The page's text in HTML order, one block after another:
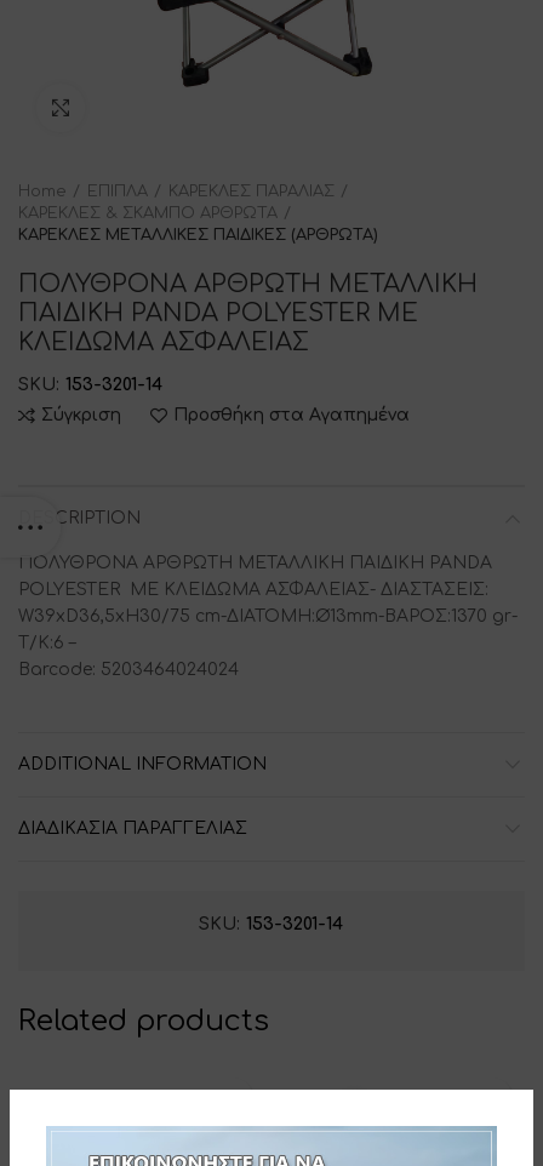
Home ΕΠΙΠΛΑ
ΚΑΡΕΚΛΕΣ ΠΑΡΑΛΙΑΣ
ΚΑΡΕΚΛΕΣ & ΣΚΑΜΠΟ ΑΡΘΡΩΤΑ
ΚΑΡΕΚΛΕΣ ΜΕΤΑΛΛΙΚΕΣ ΠΑΙΔΙΚΕΣ (ΑΡΘΡΩΤΑ)
ΠΟΛΥΘΡΟΝΑ ΑΡΘΡΩΤΗ ΜΕΤΑΛΛΙΚΗ
ΠΑΙΔΙΚΗ PANDA POLYESTER ΜΕ
ΚΛΕΙΔΩΜΑ ΑΣΦΑΛΕΙΑΣ
SKU: 153-3201-14
Σύγκριση
Προσθήκη στα Αγαπημένα
DESCRIPTION
ΠΟΛΥΘΡΟΝΑ ΑΡΘΡΩΤΗ ΜΕΤΑΛΛΙΚΗ ΠΑΙΔΙΚΗ PANDA
POLYESTER ΜΕ ΚΛΕΙΔΩΜΑ ΑΣΦΑΛΕΙΑΣ- ΔΙΑΣΤΑΣΕΙΣ:
W39xD36,5xH30/75 cm-ΔΙΑΤΟΜΗ:Ø13mm-ΒΑΡΟΣ:1370 gr-
T/K:6 –
Barcode: 5203464024024
ADDITIONAL INFORMATION
ΔΙΑΔΙΚΑΣΙΑ ΠΑΡΑΓΓΕΛΙΑΣ
SKU: 153-3201-14
Related products